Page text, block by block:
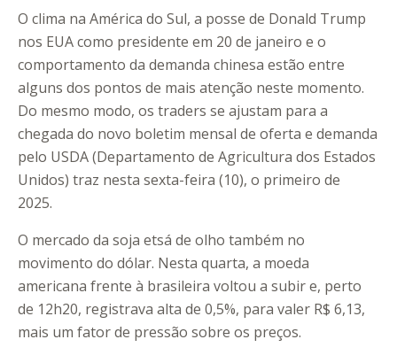
O clima na América do Sul, a posse de Donald Trump
nos EUA como presidente em 20 de janeiro e o
comportamento da demanda chinesa estão entre
alguns dos pontos de mais atenção neste momento.
Do mesmo modo, os traders se ajustam para a
chegada do novo boletim mensal de oferta e demanda
pelo USDA (Departamento de Agricultura dos Estados
Unidos) traz nesta sexta-feira (10), o primeiro de
2025.
O mercado da soja etsá de olho também no
movimento do dólar. Nesta quarta, a moeda
americana frente à brasileira voltou a subir e, perto
de 12h20, registrava alta de 0,5%, para valer R$ 6,13,
mais um fator de pressão sobre os preços.